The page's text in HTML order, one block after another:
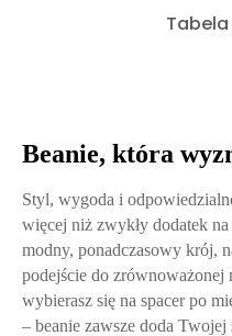
Beanie, która
Styl, wygoda i
więcej niż zwykły dodatek
modny, ponadczasowy krój,
podejście do zrównoważonej
wybierasz się na spacer po
– beanie zawsze doda